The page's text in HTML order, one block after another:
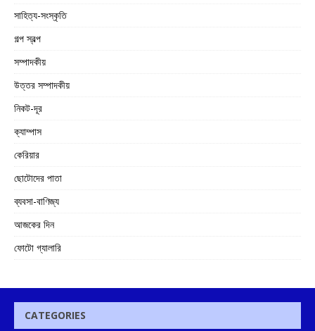
সাহিত্য-সংস্কৃতি
গল্প স্বল্প
সম্পাদকীয়
উত্তর সম্পাদকীয়
নিকট-দূর
ক্যাম্পাস
কেরিয়ার
ছোটোদের পাতা
ব্যবসা-বাণিজ্য
আজকের দিন
ফোটো গ্যালারি
CATEGORIES